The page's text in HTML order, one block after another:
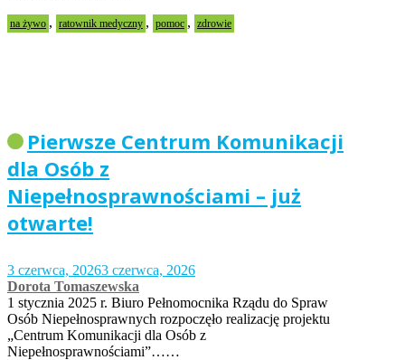
na żywo , ratownik medyczny , pomoc , zdrowie
Pierwsze Centrum Komunikacji
dla Osób z
Niepełnosprawnościami – już
otwarte!
3 czerwca, 20263 czerwca, 2026
Dorota Tomaszewska
1 stycznia 2025 r. Biuro Pełnomocnika Rządu do Spraw
Osób Niepełnosprawnych rozpoczęło realizację projektu
„Centrum Komunikacji dla Osób z
Niepełnosprawnościami”……